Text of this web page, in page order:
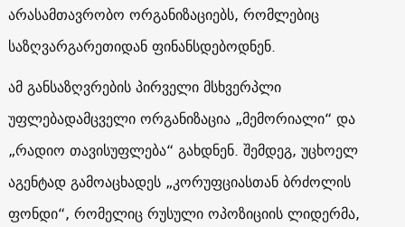
არასამთავრობო ორგანიზაციებს, რომლებიც
საზღვარგარეთიდან ფინანსდებოდნენ.
ამ განსაზღვრების პირველი მსხვერპლი
უფლებადამცველი ორგანიზაცია „მემორიალი“ და
„რადიო თავისუფლება“ გახდნენ. შემდეგ, უცხოელ
აგენტად გამოაცხადეს „კორუფციასთან ბრძოლის
ფონდი“, რომელიც რუსული ოპოზიციის ლიდერმა,